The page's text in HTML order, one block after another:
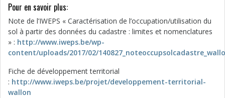
Pour en savoir plus:
Note de l’IWEPS « Caractérisation de l’occupation/utilisation du
sol à partir des données du cadastre : limites et nomenclatures
» : http://www.iweps.be/wp-
content/uploads/2017/02/
Fiche de développement territorial
: http://www.iweps.be/projet/developpement-territorial-
wallon